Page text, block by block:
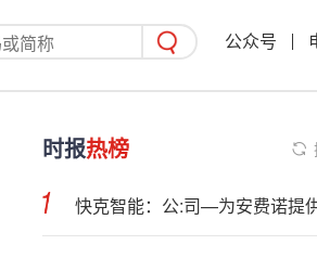
公众号
时报热榜